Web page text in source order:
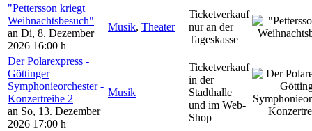
"Pettersson kriegt
Weihnachtsbesuch"
an Di, 8. Dezember
2026 16:00 h
Musik, Theater
Ticketverkauf
nur an der
Tageskasse
Der Polarexpress -
Göttinger
Symphonieorchester -
Konzertreihe 2
an So, 13. Dezember
2026 17:00 h
Musik
Ticketverkauf
in der
Stadthalle
und im Web-
Shop